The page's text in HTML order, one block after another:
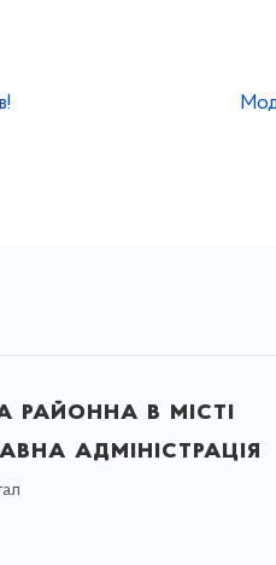
районна в місті
адміністрація